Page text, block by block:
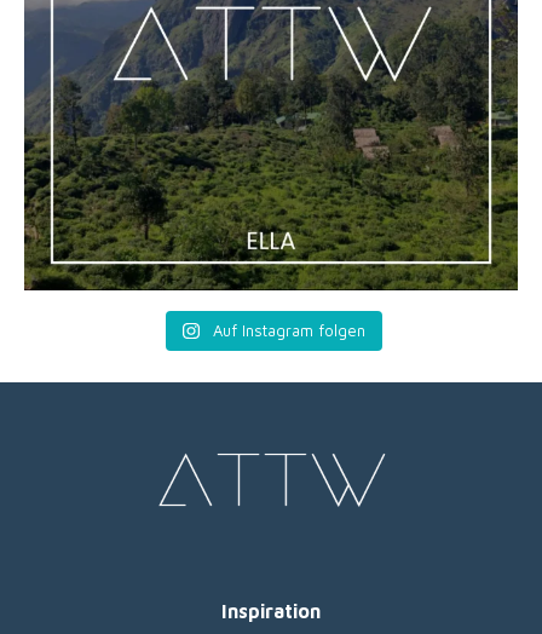
Auf Instagram folgen
Inspiration